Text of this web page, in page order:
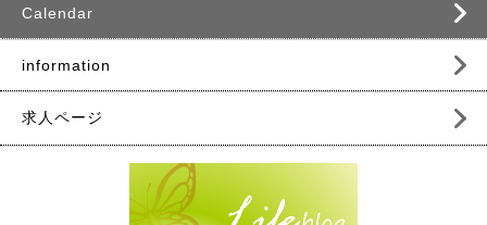
Calendar
information
求人ページ